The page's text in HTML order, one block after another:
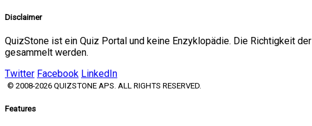
Disclaimer
QuizStone ist ein Quiz Portal und keine Enzyklopädie. Die Richtigkeit
gesammelt werden.
Twitter Facebook LinkedIn
© 2008-2026 QUIZSTONE APS. ALL RIGHTS RESERVED.
Features